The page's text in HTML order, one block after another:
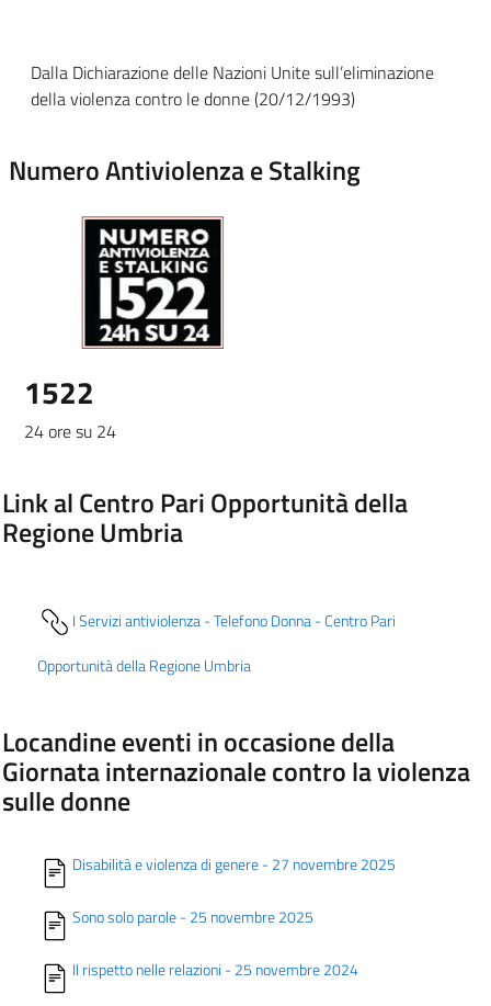
Dalla Dichiarazione delle Nazioni Unite sull’eliminazione
della violenza contro le donne (20/12/1993)
Numero Antiviolenza e Stalking
1522
24 ore su 24
Link al Centro Pari Opportunità della
Regione Umbria
I Servizi antiviolenza - Telefono Donna - Centro Pari
Opportunità della Regione Umbria
Locandine eventi in occasione della
Giornata internazionale contro la violenza
sulle donne
Disabilità e violenza di genere - 27 novembre 2025
Sono solo parole - 25 novembre 2025
Il rispetto nelle relazioni - 25 novembre 2024